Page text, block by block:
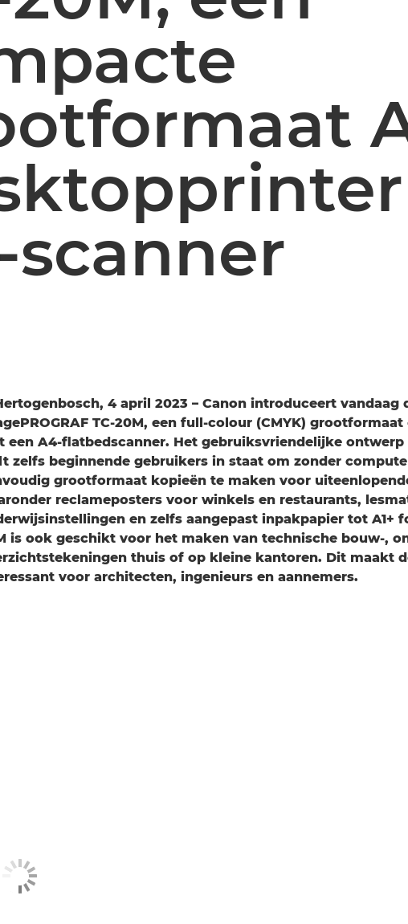
scanner
4 april 2023 – Canon introduceert vandaag
TC-20M, een full-colour (CMYK)
een A4-flatbedscanner. Het gebruiksvriendelijke
zelfs beginnende gebruikers in staat om zonder
grootformaat kopieën te maken voor
reclameposters voor winkels en restaurants,
en zelfs aangepast inpakpapier tot A1+
is ook geschikt voor het maken van technische bouw-,
thuis of op kleine kantoren. Dit maakt
voor architecten, ingenieurs en aannemers.